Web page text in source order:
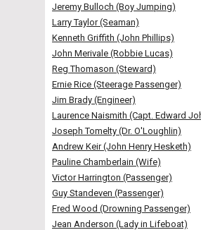
Jeremy Bulloch (Boy Jumping)
Larry Taylor (Seaman)
Kenneth Griffith (John Phillips)
John Merivale (Robbie Lucas)
Reg Thomason (Steward)
Ernie Rice (Steerage Passenger)
Jim Brady (Engineer)
Laurence Naismith (Capt. Edward
Joseph Tomelty (Dr. O'Loughlin)
Andrew Keir (John Henry Hesketh)
Pauline Chamberlain (Wife)
Victor Harrington (Passenger)
Guy Standeven (Passenger)
Fred Wood (Drowning Passenger)
Jean Anderson (Lady in Lifeboat)